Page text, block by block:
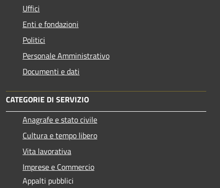
Uffici
Enti e fondazioni
Politici
Personale Amministrativo
Documenti e dati
CATEGORIE DI SERVIZIO
Anagrafe e stato civile
Cultura e tempo libero
Vita lavorativa
Imprese e Commercio
Appalti pubblici